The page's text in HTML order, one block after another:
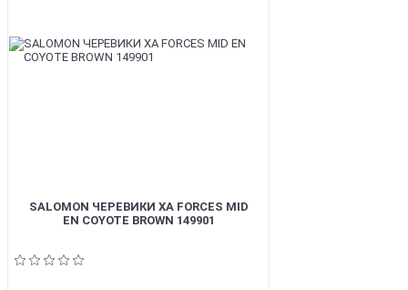
SALOMON ЧЕРЕВИКИ XA FORCES MID
EN COYOTE BROWN 149901